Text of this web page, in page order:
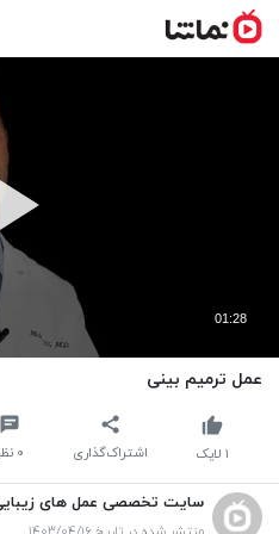
01:28
عمل ترمیم بینی
اشتراک‌گذاری ۰ نظر ۱ لایک
سایت تخصصی عمل های
فور توریست